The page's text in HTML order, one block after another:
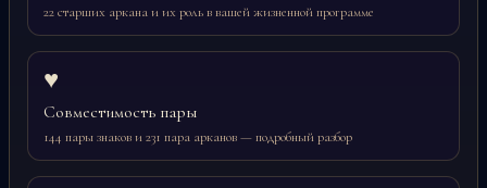
22 старших аркана и их роль в вашей жизненной программе
♥
Совместимость пары
144 пары знаков и 231 пара арканов — подробный разбор